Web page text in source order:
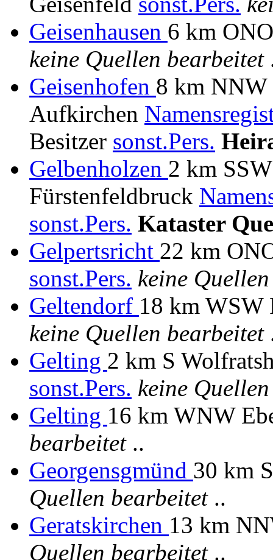
Geisenhausen 6 km
keine Quellen bearbeitet
Geisenhofen 8 km NNW
Aufkirchen
Besitzer sonst.Pers.
Gelbenholzen 2 km
Fürstenfeldbruck
sonst.Pers. Kataster
Gelpertsricht 22 km
sonst.Pers. keine
Geltendorf 18 km
keine Quellen bearbeitet
Gelting 2 km S
sonst.Pers. keine
Gelting 16 km WNW
bearbeitet..
Georgensgmünd 30 km
Quellen bearbeitet..
Geratskirchen 13 km
Quellen bearbeitet..